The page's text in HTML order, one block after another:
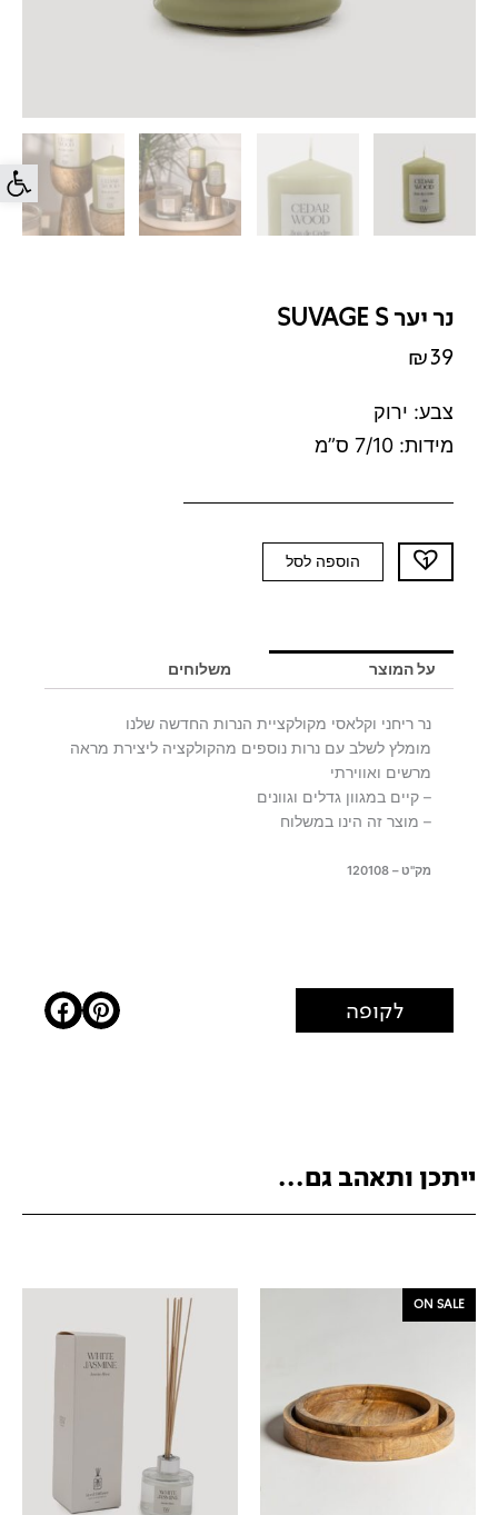
פתח
נר יער SUVAGE S
₪39
צבע: ירוק
מידות: 7/10 ס”מ
כמות
של
SUVAGE
הוספה לסל
על המוצר משלוחים
נר ריחני וקלאסי מקולקציית הנרות החדשה שלנו
מומלץ לשלב עם נרות נוספים מהקולקציה ליצירת מראה
מרשים ואווירתי
– קיים במגוון גדלים וגוונים
– מוצר זה הינו במשלוח
מק"ט – 120108
לקופה
ייתכן ותאהב גם...
ON SALE